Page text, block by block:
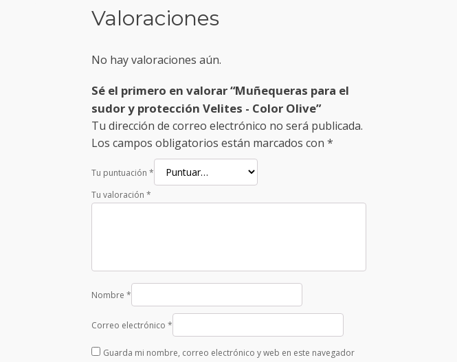
Valoraciones
No hay valoraciones aún.
Sé el primero en valorar “Muñequeras para el
sudor y protección Velites - Color Olive”
Tu dirección de correo electrónico no será publicada.
Los campos obligatorios están marcados con *
Tu puntuación *
Tu valoración *
Nombre *
Correo electrónico *
Guarda mi nombre, correo electrónico y web en este navegador